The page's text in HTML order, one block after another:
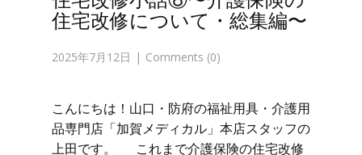
住宅改修について・総集編〜
2025年7月12日 Comments (0)
こんにちは！山口・防府の福祉用具・介護用
品専門店「加賀メディカル」本店スタッフの
上田です。 これまで介護保険の住宅改修